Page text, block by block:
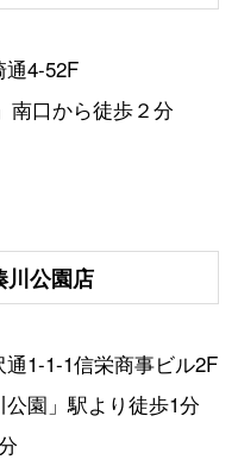
4-52F
南口から徒歩２分
川公園店
1-1-1信栄商事ビル2F
園」駅より徒歩1分